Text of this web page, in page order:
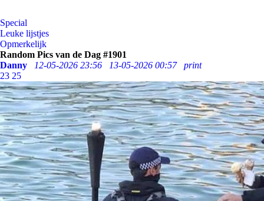
Special
Leuke lijstjes
Opmerkelijk
Random Pics van de Dag #1901
Danny
12-05-2026 23:56 13-05-2026 00:57
print
23 25